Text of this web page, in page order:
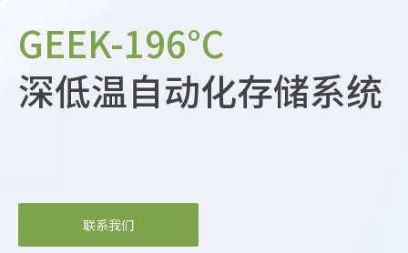
GEEK-196°C
深低温自动化存储系统
联系我们